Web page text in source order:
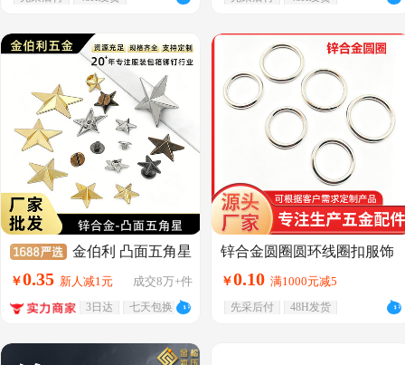
金伯利 凸面五角星
铆钉12.5-31mm服饰DIY箱包
朋克配件 五角星撞钉
￥0.35 成交8万+件
新人减1元
3日达 七天包换
锌合金圆圈圆环线圈扣服饰
圆环线扣批发
￥0.10 满1000元减5
先采后付 48H发货